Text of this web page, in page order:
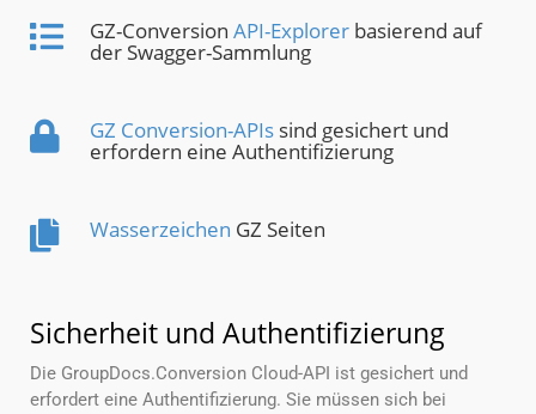
GZ-Conversion API-Explorer basierend auf
der Swagger-Sammlung
GZ Conversion-APIs sind gesichert und
erfordern eine Authentifizierung
Wasserzeichen GZ Seiten
Sicherheit und Authentifizierung
Die GroupDocs.Conversion Cloud-API ist gesichert und
erfordert eine Authentifizierung. Sie müssen sich bei